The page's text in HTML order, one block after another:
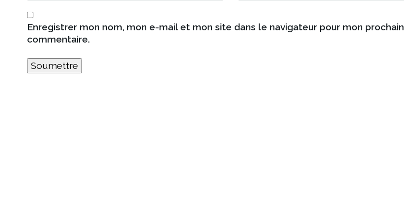
Enregistrer mon nom, mon e-mail et mon site dans le navigateur pour mon prochain
commentaire.